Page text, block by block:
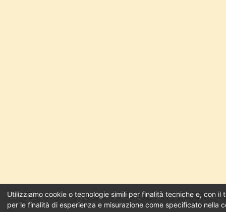
Utilizziamo cookie o tecnologie simili per finalità tecniche e, con il
per le finalità di esperienza e misurazione come specificato nella